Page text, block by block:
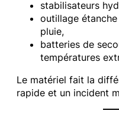
stabilisateurs
outillage
pluie,
batteries de
températures
Le matériel fait la
rapide et un incident